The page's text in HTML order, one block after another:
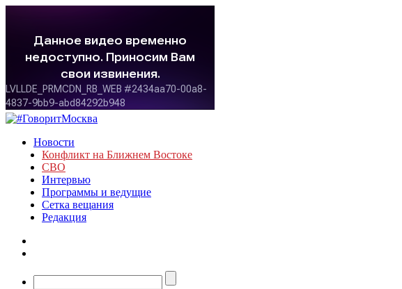
Новости
Конфликт на Ближнем Востоке
СВО
Интервью
Программы и ведущие
Сетка вещания
Редакция